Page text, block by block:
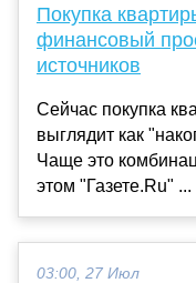
Покупка
финансовый
источников
Сейчас покупка
выглядит как
Чаще это
этом "Газете.Ru" ...
03:00, 27 Июл